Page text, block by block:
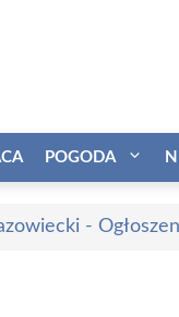
POGODA
-